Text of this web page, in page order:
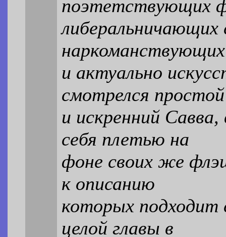
поэтетствующих
и актуально
смотрелся простой
и искренний
себя плетью на
фоне своих же
к описанию
которых подходит
целой главы в